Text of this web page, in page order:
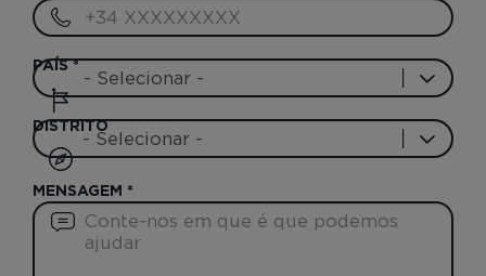
PAÍS *
DISTRITO
MENSAGEM *